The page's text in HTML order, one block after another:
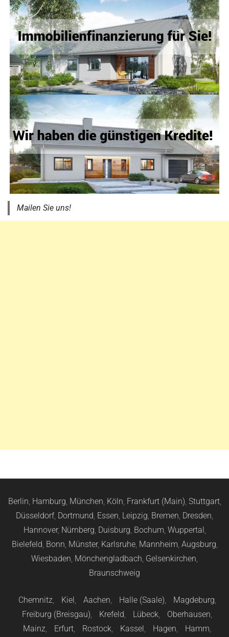
Mailen Sie uns!
Berlin, Hamburg, München, Köln, Frankfurt (Main), Stuttgart,
Düsseldorf, Dortmund, Essen, Leipzig, Bremen, Dresden,
Hannover, Nürnberg, Duisburg, Bochum, Wuppertal,
Bielefeld, Bonn, Münster, Karlsruhe, Mannheim, Augsburg,
Wiesbaden, Mönchengladbach, Gelsenkirchen,
Braunschweig
Chemnitz, Kiel, Aachen, Halle (Saale), Magdeburg,
Freiburg (Breisgau), Krefeld, Lübeck, Oberhausen,
Mainz, Erfurt, Rostock, Kassel, Hagen, Hamm,